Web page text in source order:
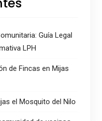
Guía Legal
LPH
de Fincas en Mijas
el Mosquito del Nilo